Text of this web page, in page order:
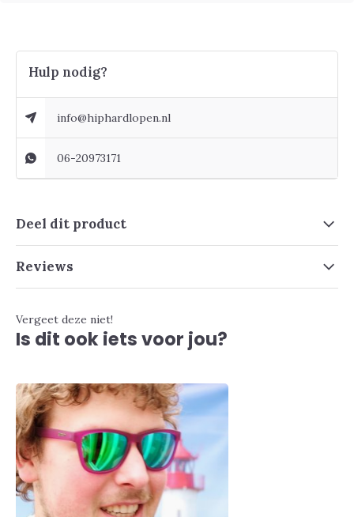
Hulp nodig?
info@hiphardlopen.nl
06-20973171
Deel dit product
Reviews
Vergeet deze niet!
Is dit ook iets voor jou?